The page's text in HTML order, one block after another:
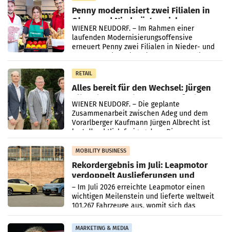
Penny modernisiert zwei Filialen in
Ober- und Niederösterreich
WIENER NEUDORF. – Im Rahmen einer
laufenden Modernisierungsoffensive
erneuert Penny zwei Filialen in Nieder- und
RETAIL
Alles bereit für den Wechsel: Jürgen
Albrecht setzt ab 1.1.2027 auf Adeg
WIENER NEUDORF. – Die geplante
Zusammenarbeit zwischen Adeg und dem
Vorarlberger Kaufmann Jürgen Albrecht ist
kartellrechtlich freigegeben: Die
Bundeswettbewerbsbehörde und der
Bundeskartellanwalt
MOBILITY BUSINESS
Rekordergebnis im Juli: Leapmotor
verdoppelt Auslieferungen und
überschreitet die 100.000er-Marke
– Im Juli 2026 erreichte Leapmotor einen
wichtigen Meilenstein und lieferte weltweit
101.267 Fahrzeuge aus, womit sich das
Ergebnis gegenüber Juli 2025 mehr als
verdoppelte (+102
MARKETING & MEDIA